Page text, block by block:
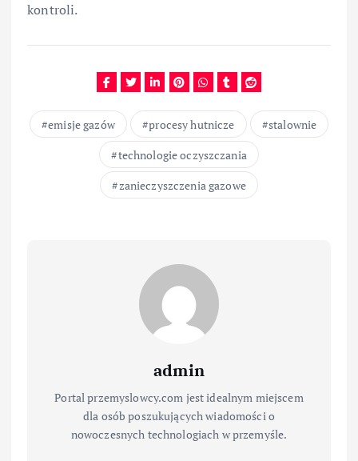
kontroli.
emisje gazów procesy hutnicze
stalownie
technologie oczyszczania
zanieczyszczenia gazowe
admin
Portal przemyslowcy.com jest idealnym miejscem
dla osób poszukujących wiadomości o
nowoczesnych technologiach w przemyśle.